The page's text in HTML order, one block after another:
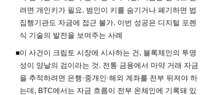
려면 개인키가 필요. 범인이 키를 숨기거나 폐기하면 법
집행기관도 자금에 접근 불가. 이번 성공은 디지털 포렌
식 기술의 발전을 보여주는 사례
◾이 사건이 크립토 시장에 시사하는 건, 블록체인의 투명
성이 양날의 검이라는 것. 전통 금융에서 마약 거래 자금
을 추적하려면 은행·중개인·해외 계좌를 전부 뒤져야 하
는데, BTC에서는 자금 흐름이 전부 온체인에 기록돼 있